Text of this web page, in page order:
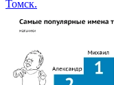
Томск.